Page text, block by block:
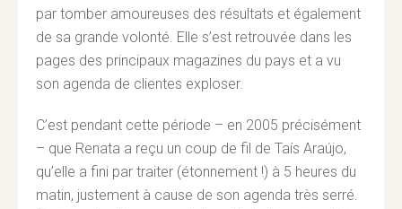
par tomber amoureuses des résultats et également
de sa grande volonté. Elle s’est retrouvée dans les
pages des principaux magazines du pays et a vu
son agenda de clientes exploser.
C’est pendant cette période – en 2005 précisément
– que Renata a reçu un coup de fil de Taís Araújo,
qu’elle a fini par traiter (étonnement !) à 5 heures du
matin, justement à cause de son agenda très serré.